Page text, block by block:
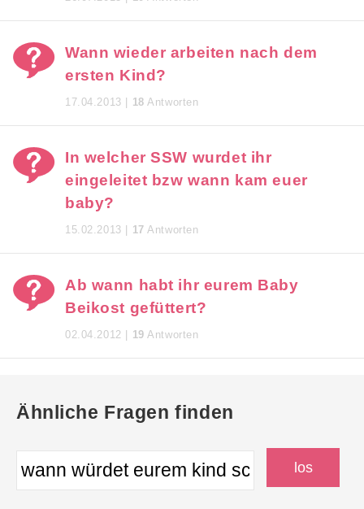
Wann wieder arbeiten nach dem
ersten Kind?
17.04.2013 | 18 Antworten
In welcher SSW wurdet ihr
eingeleitet bzw wann kam euer
baby?
15.02.2013 | 17 Antworten
Ab wann habt ihr eurem Baby
Beikost gefüttert?
02.04.2012 | 19 Antworten
Ähnliche Fragen finden